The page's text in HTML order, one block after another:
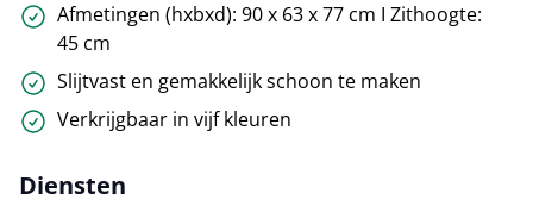
Afmetingen (hxbxd): 90 x 63 x 77 cm I Zithoogte:
45 cm
Slijtvast en gemakkelijk schoon te maken
Verkrijgbaar in vijf kleuren
Diensten